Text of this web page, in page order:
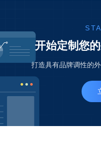
开始定制您
打造具有品牌调性的